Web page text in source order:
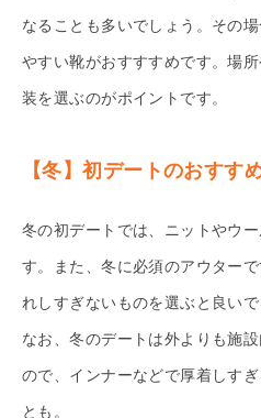
なることも多いでしょう。その
やすい靴がおすすすめです。場
装を選ぶのがポイントです。
【冬】初デートのおすす
冬の初デートでは、ニットやウ
す。また、冬に必須のアウター
れしすぎないものを選ぶと良いで
なお、冬のデートは外よりも施
ので、インナーなどで厚着しす
とも。